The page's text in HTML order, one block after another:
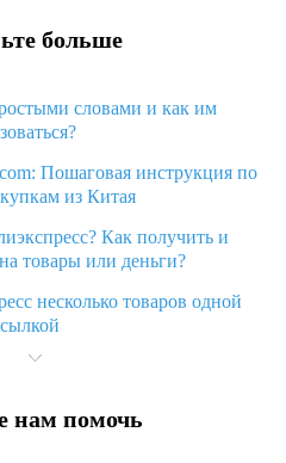
больше
словами и как им
Пошаговая инструкция по
из Китая
Как получить и
товары или деньги?
несколько товаров одной
на Алиэкспресс и что
просит ввести паспортные
нам помочь